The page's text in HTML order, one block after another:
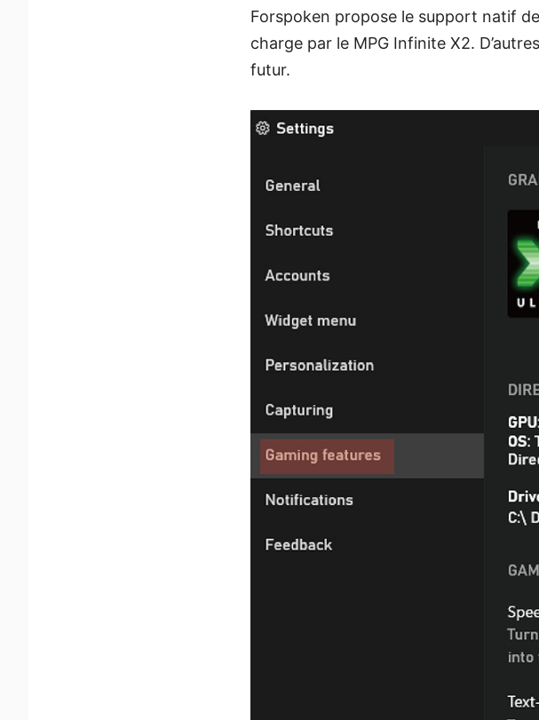
Forspoken propose le support natif
charge par le MPG Infinite X2.
futur.